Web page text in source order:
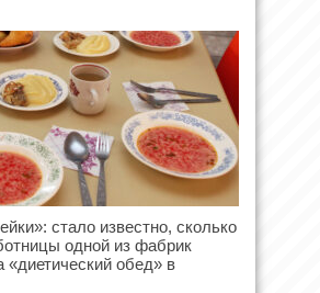
стало известно, сколько
одной из фабрик
«диетический обед» в